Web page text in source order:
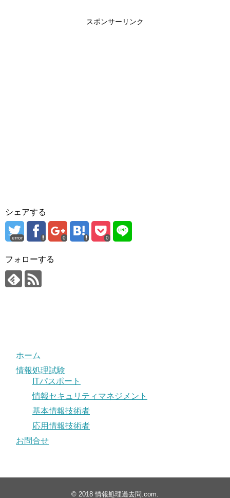
スポンサーリンク
シェアする
error 0 0
フォローする
ホーム
情報処理試験
ITパスポート
情報セキュリティマネジメント
基本情報技術者
応用情報技術者
お問合せ
© 2018 情報処理過去問.com.